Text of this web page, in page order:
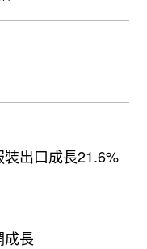
出口成長21.6%
成長